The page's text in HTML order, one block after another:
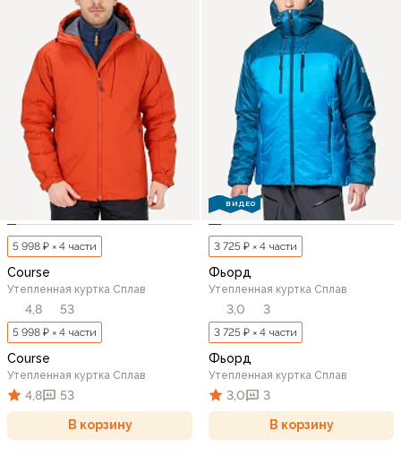
5 998 ₽ × 4 части
Course
Утепленная куртка Сплав
4,8 53
5 998 ₽ × 4 части
Course
Утепленная куртка Сплав
4,8 53
В корзину
ВИДЕО
3 725 ₽ × 4 части
Фьорд
Утепленная куртка Сплав
3,0 3
3 725 ₽ × 4 части
Фьорд
Утепленная куртка Сплав
3,0 3
В корзину